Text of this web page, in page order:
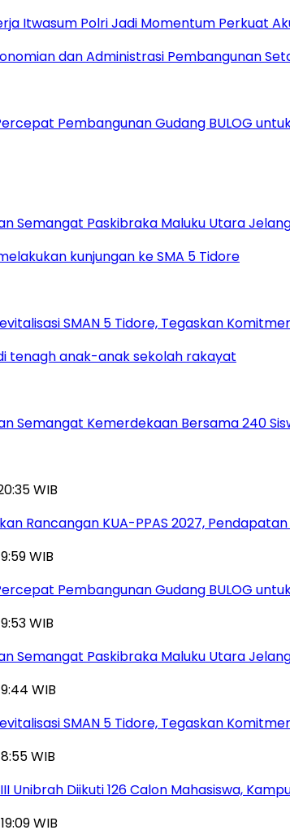
Itwasum Polri Jadi Momentum Perkuat
Pembangunan Gudang BULOG
Semangat Paskibraka Maluku Utara Jelang
SMAN 5 Tidore, Tegaskan
Semangat Kemerdekaan Bersama 240
WIB
Rancangan KUA-PPAS 2027,
WIB
Pembangunan Gudang BULOG
WIB
Semangat Paskibraka Maluku Utara Jelang
WIB
SMAN 5 Tidore, Tegaskan
WIB
Unibrah Diikuti 126 Calon Mahasiswa,
WIB